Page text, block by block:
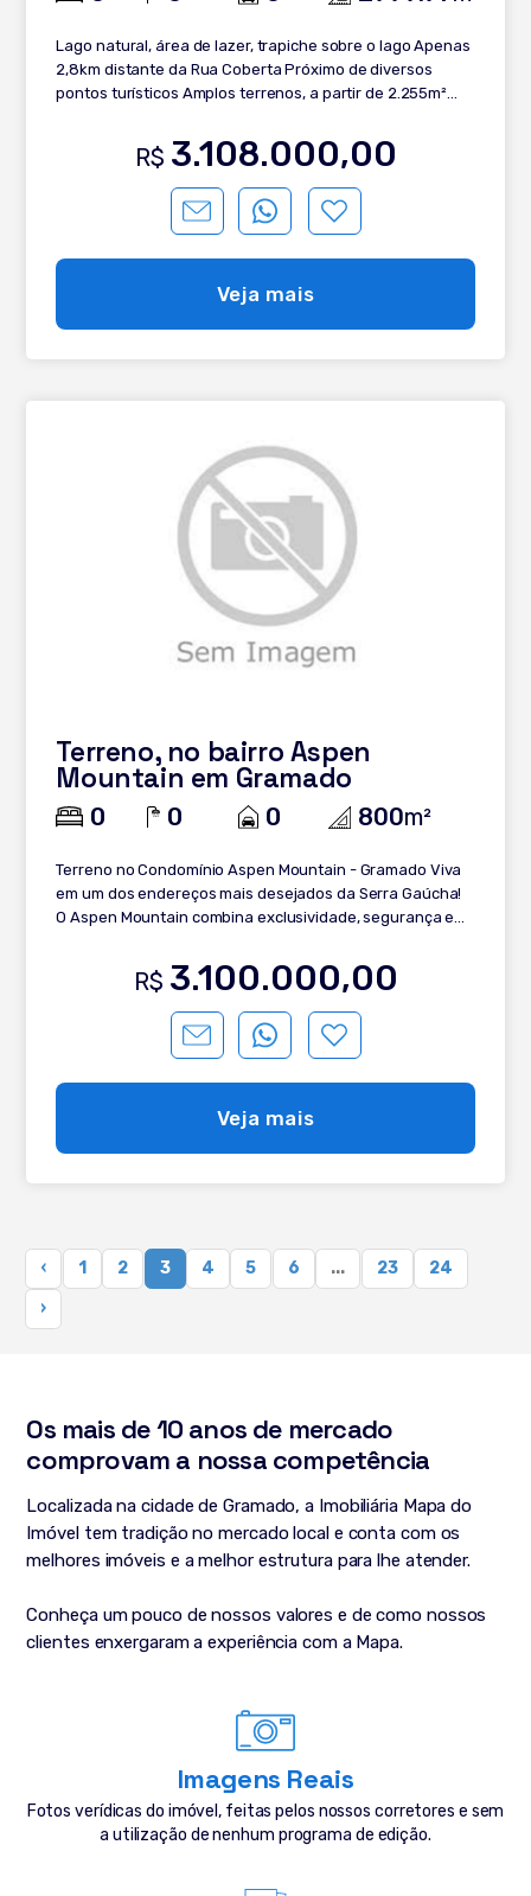
Lago natural, área de lazer, trapiche sobre o lago Apenas
2,8km distante da Rua Coberta Próximo de diversos
pontos turísticos Amplos terrenos, a partir de 2.255m²
a venda no mercado Bela vista do Vale
R$ 3.108.000,00
Veja mais
Terreno, no bairro Aspen
Mountain em Gramado
0 0 0 800m²
Terreno no Condomínio Aspen Mountain - Gramado Viva
em um dos endereços mais desejados da Serra Gaúcha!
O Aspen Mountain combina exclusividade, segurança e
família construir memórias inesquecíveis em meio à
natureza de Gramado. Destaques do terreno: 800 m²
privativos Topografia em aclive, garantindo maior
amplitude no projeto Localização mais alta que o nível da
rua Frente norte, com ótima incidência solar Espaço ideal
para a residência dos seus sonhos. Infraestrutura do
áreas de lazer Conexão direta com a natureza e
paisagens deslumbrantes Estrutura esportiva e espaços
R$ 3.100.000,00
Veja mais
‹ 1 2 3 4 5 6 ... 23
24
›
Os mais de 10 anos de mercado
comprovam a nossa competência
Localizada na cidade de Gramado, a Imobiliária Mapa do
Imóvel tem tradição no mercado local e conta com os
melhores imóveis e a melhor estrutura para lhe atender.
Conheça um pouco de nossos valores e de como nossos
clientes enxergaram a experiência com a Mapa.
Imagens Reais
Fotos verídicas do imóvel, feitas pelos nossos corretores e sem
a utilização de nenhum programa de edição.